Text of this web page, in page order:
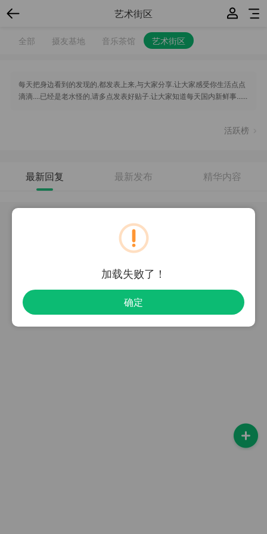
艺术街区
全部 摄友基地 音乐茶馆 艺术街区
每天把身边看到的发现的,都发表上来,与大家分享.让大家感受你生活点点
滴滴....已经是老水怪的,请多点发表好贴子.让大家知道每天国内新鲜事......
活跃榜
最新回复 最新发布 精华内容
加载失败了！
确定